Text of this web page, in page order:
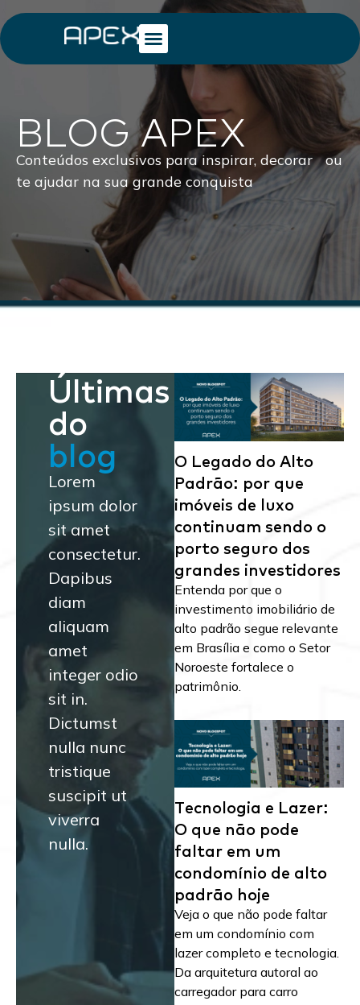
BLOG APEX
Conteúdos exclusivos para inspirar, decorar ou
te ajudar na sua grande conquista
Últimas
do
blog
Lorem
ipsum dolor
sit amet
consectetur.
Dapibus
diam
aliquam
amet
integer odio
sit in.
Dictumst
nulla nunc
tristique
suscipit ut
viverra
nulla.
O Legado do Alto
Padrão: por que
imóveis de luxo
continuam sendo o
porto seguro dos
grandes investidores
Entenda por que o
investimento imobiliário de
alto padrão segue relevante
em Brasília e como o Setor
Noroeste fortalece o
patrimônio.
Tecnologia e Lazer:
O que não pode
faltar em um
condomínio de alto
padrão hoje
Veja o que não pode faltar
em um condomínio com
lazer completo e tecnologia.
Da arquitetura autoral ao
carregador para carro